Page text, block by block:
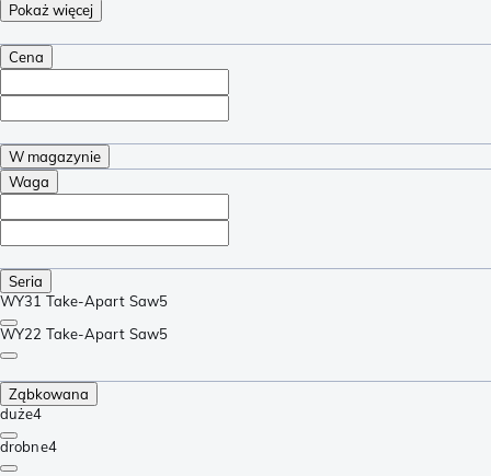
Pokaż więcej
Cena
W magazynie
Waga
Seria
WY31 Take-Apart Saw5
WY22 Take-Apart Saw5
Ząbkowana
duże4
drobne4